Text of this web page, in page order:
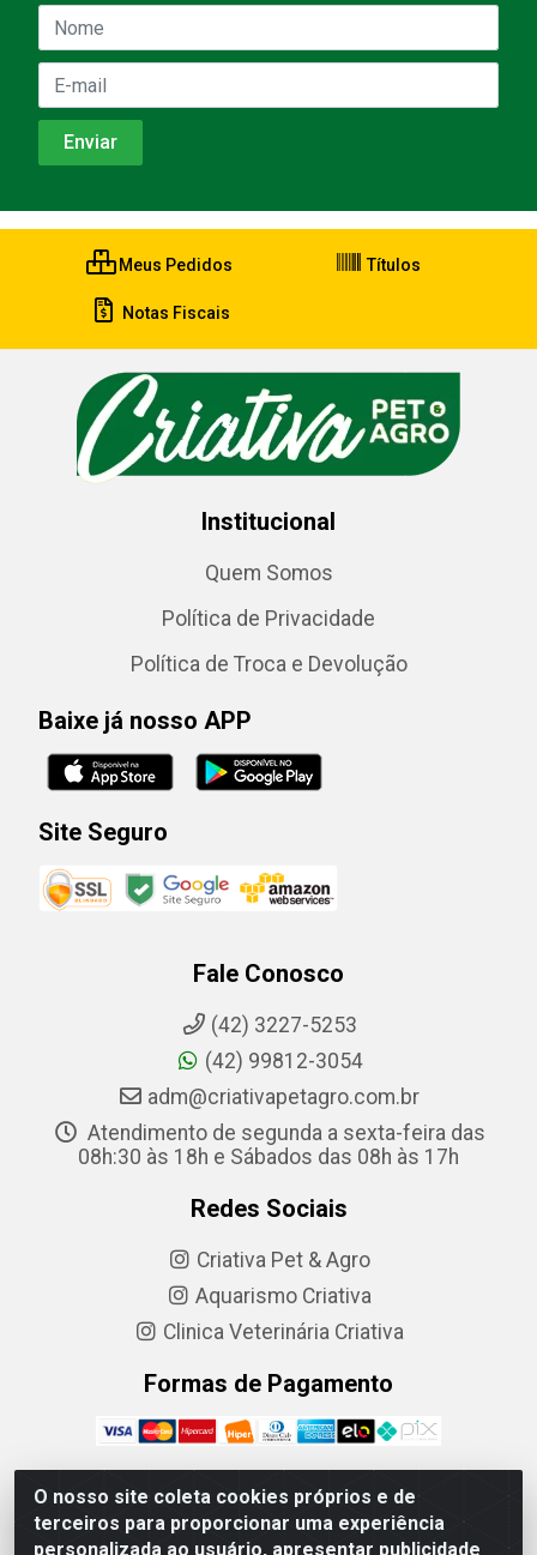
O nosso site coleta cookies próprios e de
terceiros para proporcionar uma experiência
personalizada ao usuário, apresentar publicidade
Meus Pedidos Títulos
Notas Fiscais
Institucional
Quem Somos
Política de Privacidade
Política de Troca e Devolução
Baixe já nosso APP
Site Seguro
Fale Conosco
(42) 3227-5253
(42) 99812-3054
adm@criativapetagro.com.br
Atendimento de segunda a sexta-feira das
08h:30 às 18h e Sábados das 08h às 17h
Redes Sociais
Criativa Pet & Agro
Aquarismo Criativa
Clinica Veterinária Criativa
Formas de Pagamento
Criativa Produtos Agropecuarios LTDA - R. Barão do
Cerro Azul, 1083 - Centro, Ponta Grossa - PR, 84010-210